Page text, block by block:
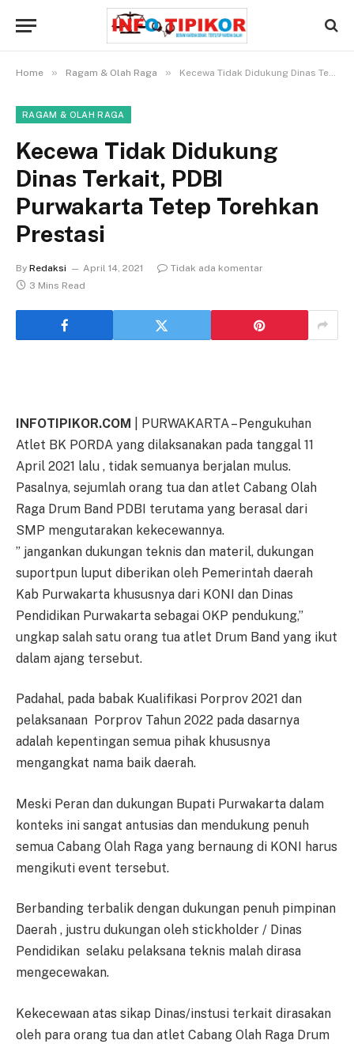
Home » Ragam & Olah Raga » Kecewa Tidak Didukung Dinas Terkait, PDBI Purwakarta Tetep Torehkan Prestasi
RAGAM & OLAH RAGA
Kecewa Tidak Didukung
Dinas Terkait, PDBI
Purwakarta Tetep Torehkan
Prestasi
By Redaksi April 14, 2021
Tidak ada komentar
3 Mins Read
INFOTIPIKOR.COM
| PURWAKARTA – Pengukuhan
Atlet BK PORDA yang dilaksanakan pada tanggal 11
April 2021 lalu , tidak semuanya berjalan mulus.
Pasalnya, sejumlah orang tua dan atlet Cabang Olah
Raga Drum Band PDBI terutama yang berasal dari
SMP mengutarakan kekecewannya.
” jangankan dukungan teknis dan materil, dukungan
suportpun luput diberikan oleh Pemerintah daerah
Kab Purwakarta khususnya dari KONI dan Dinas
Pendidikan Purwakarta sebagai OKP pendukung,”
ungkap salah satu orang tua atlet Drum Band yang ikut
dalam ajang tersebut.
Padahal, pada babak Kualifikasi Porprov 2021 dan
pelaksanaan Porprov Tahun 2022 pada dasarnya
adalah kepentingan semua pihak khususnya
mengangkat nama baik daerah.
Meski Peran dan dukungan Bupati Purwakarta dalam
konteks ini sangat antusias dan mendukung penuh
semua Cabang Olah Raga yang bernaung di KONI harus
mengikuti event tersebut.
Berbanding terbalik dengan dukungan penuh pimpinan
Daerah , justru dukungan oleh stickholder / Dinas
Pendidikan selaku pelaksana teknis malah dirasa
mengecewakan.
Kekecewaan atas sikap Dinas/instusi terkait dirasakan
oleh para orang tua dan atlet Cabang Olah Raga Drum